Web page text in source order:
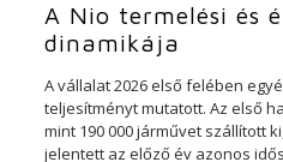
A Nio termelési és
dinamikája
A vállalat 2026 első felében
teljesítményt mutatott. Az első
mint 190 000 járművet szállított
jelentett az előző év azonos